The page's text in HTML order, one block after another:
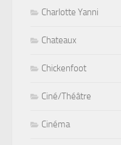
Charlotte Yanni
Chateaux
Chickenfoot
Ciné/Théâtre
Cinéma